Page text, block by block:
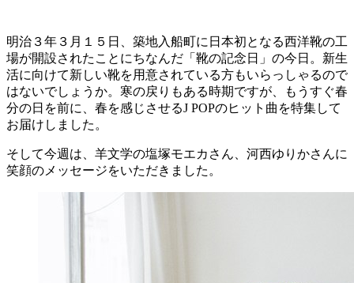
明治３年３月１５日、築地入船町に日本初となる西洋靴の工
場が開設されたことにちなんだ「靴の記念日」の今日。新生
活に向けて新しい靴を用意されている方もいらっしゃるので
はないでしょうか。寒の戻りもある時期ですが、もうすぐ春
分の日を前に、春を感じさせるJ POPのヒット曲を特集して
お届けしました。
そして今週は、羊文学の塩塚モエカさん、河西ゆりかさんに
笑顔のメッセージをいただきました。